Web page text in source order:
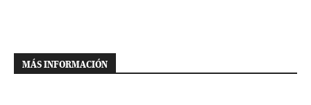
MÁS INFORMACIÓN